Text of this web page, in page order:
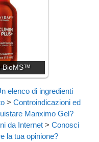
BioMS™
elenco di ingredienti
> Controindicazioni ed
Manximo Gel?
da Internet > Conosci
la tua opinione?